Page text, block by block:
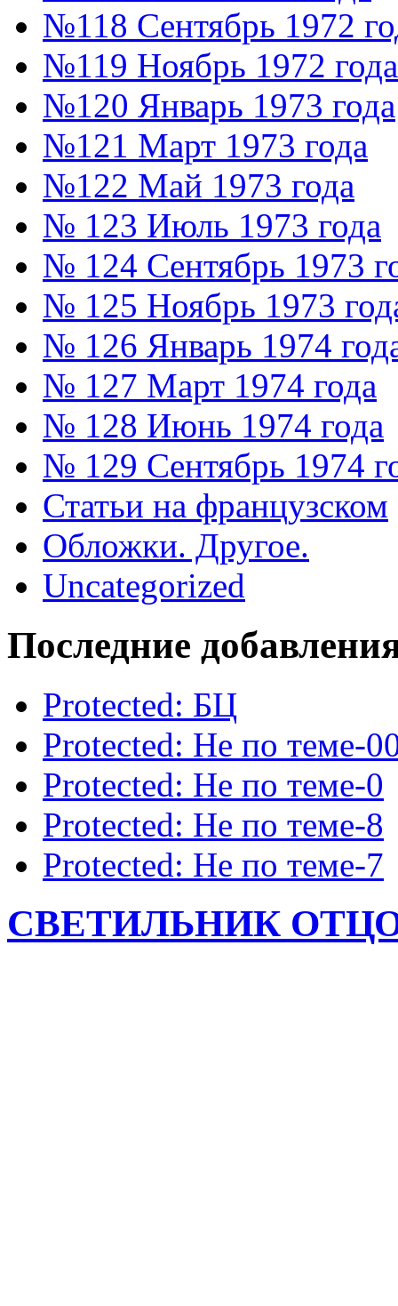
№118 Сентябрь 1972
№119 Ноябрь 1972 года
№120 Январь 1973 года
№121 Март 1973 года
№122 Май 1973 года
№ 123 Июль 1973 года
№ 124 Сентябрь 1973
№ 125 Ноябрь 1973
№ 126 Январь 1974
№ 127 Март 1974 года
№ 128 Июнь 1974 года
№ 129 Сентябрь 1974
Статьи на французском
Обложки. Другое.
Uncategorized
Последние
Protected: БЦ
Protected: Не по теме-
Protected: Не по теме-0
Protected: Не по теме-8
Protected: Не по теме-7
СВЕТИЛЬНИК